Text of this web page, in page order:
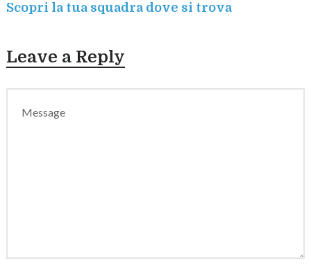
Scopri la tua squadra dove si trova
Leave a Reply